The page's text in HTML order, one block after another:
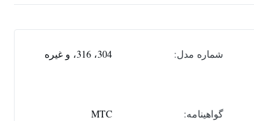
شماره مدل: 304، 316، و غیره
گواهینامه: MTC